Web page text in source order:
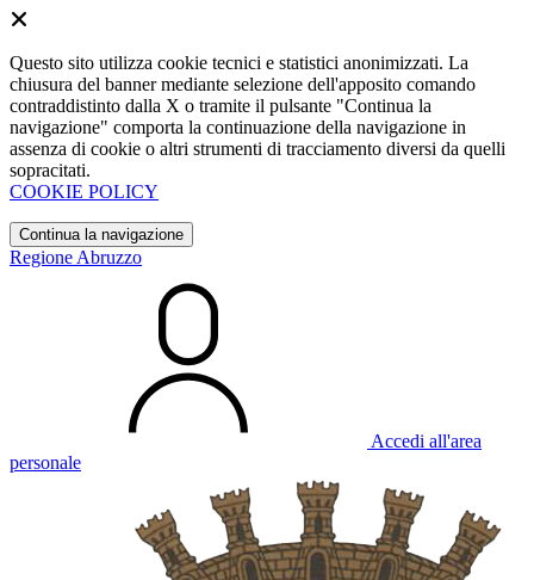
Questo sito utilizza cookie tecnici e statistici anonimizzati. La
chiusura del banner mediante selezione dell'apposito comando
contraddistinto dalla X o tramite il pulsante "Continua la
navigazione" comporta la continuazione della navigazione in
assenza di cookie o altri strumenti di tracciamento diversi da quelli
sopracitati.
COOKIE POLICY
Continua la navigazione
Regione Abruzzo
Accedi all'area
personale